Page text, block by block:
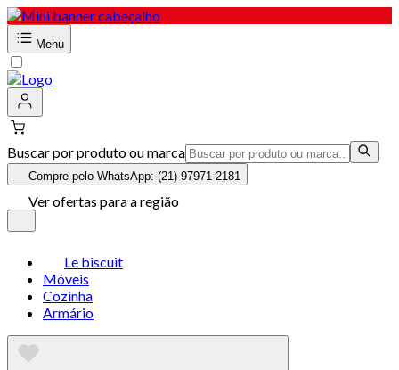
Menu
Buscar por produto ou marca
Compre pelo WhatsApp: (21) 97971-2181
Ver ofertas para a região
Le biscuit
Móveis
Cozinha
Armário